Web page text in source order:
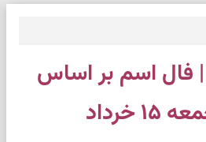
| فال اسم بر اساس